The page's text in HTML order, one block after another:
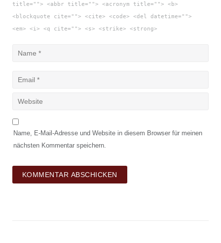
title=""> <abbr title=""> <acronym title=""> <b>
<blockquote cite=""> <cite> <code> <del datetime="">
<em> <i> <q cite=""> <s> <strike> <strong>
Name, E-Mail-Adresse und Website in diesem Browser für meinen
nächsten Kommentar speichern.